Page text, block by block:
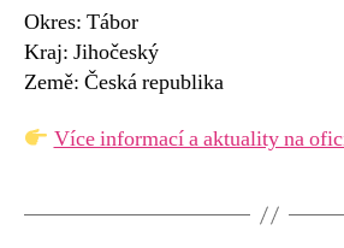
Okres: Tábor
Kraj: Jihočeský
Země: Česká republika
Více informací a aktuality na